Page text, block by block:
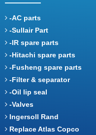
-AC parts
-Sullair Part
-IR spare parts
-Hitachi spare parts
-Fusheng spare parts
-Filter & separator
-Oil lip seal
-Valves
Ingersoll Rand
Replace Atlas Copco